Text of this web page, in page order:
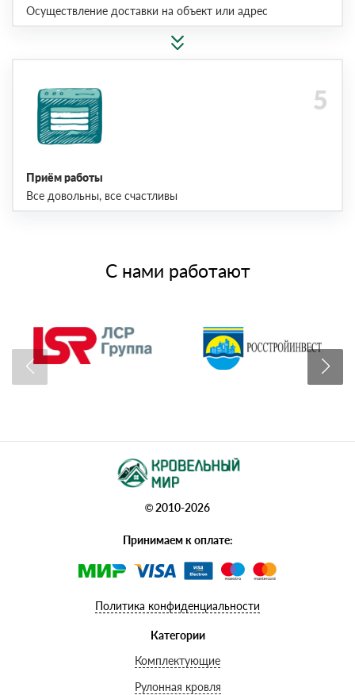
Осуществление доставки на объект или адрес
Приём работы
Все довольны, все счастливы
С нами работают
© 2010-2026
Принимаем к оплате:
Политика конфиденциальности
Категории
Комплектующие
Рулонная кровля